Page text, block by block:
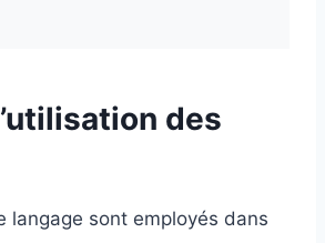
des
langage sont employés dans